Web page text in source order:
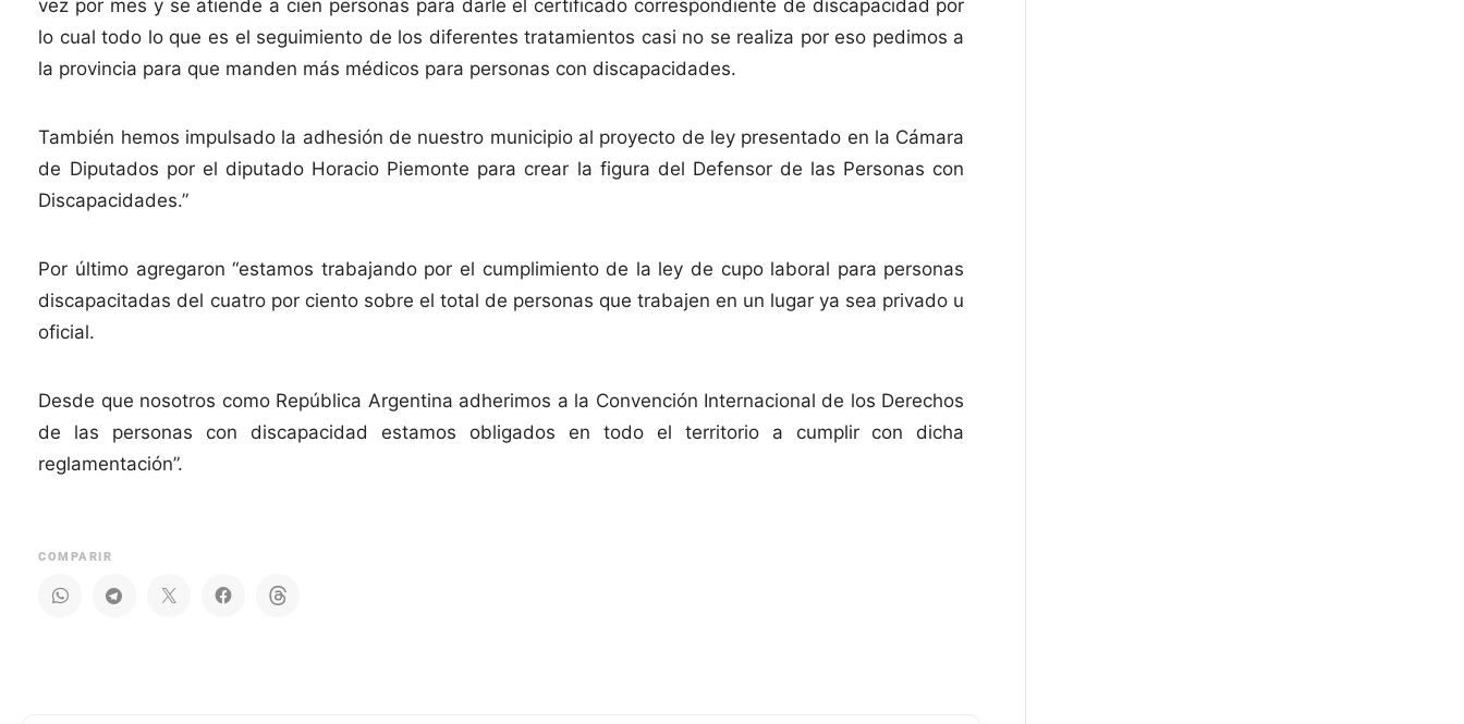
vez por mes y se atiende a cien personas para darle el certificado correspondiente de discapacidad por
lo cual todo lo que es el seguimiento de los diferentes tratamientos casi no se realiza por eso pedimos a
la provincia para que manden más médicos para personas con discapacidades.
También hemos impulsado la adhesión de nuestro municipio al proyecto de ley presentado en la Cámara
de Diputados por el diputado Horacio Piemonte para crear la figura del Defensor de las Personas con
Discapacidades.”
Por último agregaron “estamos trabajando por el cumplimiento de la ley de cupo laboral para personas
discapacitadas del cuatro por ciento sobre el total de personas que trabajen en un lugar ya sea privado u
oficial.
Desde que nosotros como República Argentina adherimos a la Convención Internacional de los Derechos
de las personas con discapacidad estamos obligados en todo el territorio a cumplir con dicha
reglamentación”.
COMPARIR